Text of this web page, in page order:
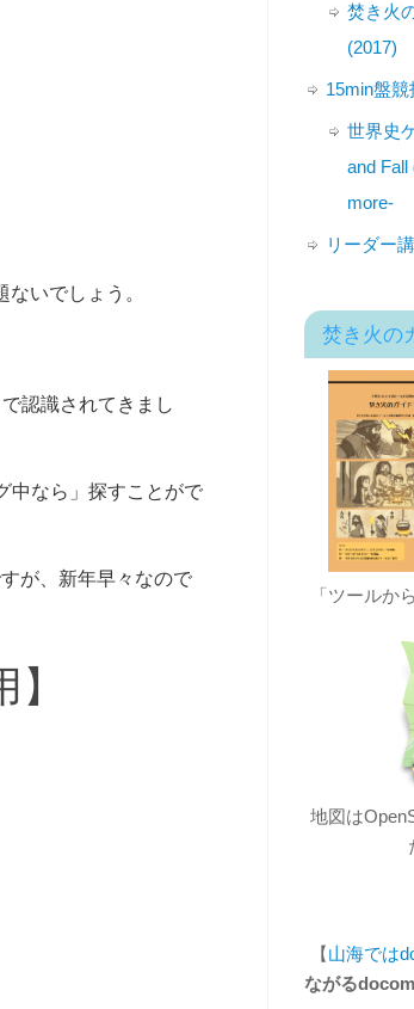
いでしょう。
認識されてきまし
中なら」探すことがで
が、新年早々なので
焚き火
(2017)
15min盤
世界史
and Fall
more-
リーダー
焚き火の
「ツールか
地図は
【山海では
ながる